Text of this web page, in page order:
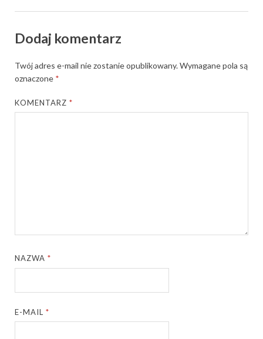
Dodaj komentarz
Twój adres e-mail nie zostanie opublikowany.Wymagane pola są
oznaczone *
KOMENTARZ*
NAZWA*
E-MAIL*